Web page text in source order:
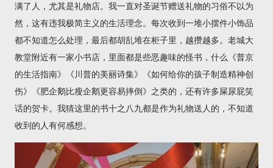
满了人，尤其是礼物店。我一直对圣诞节赠送礼物的习俗不以为
然，这有违我极简主义的生活理念。每次收到一堆小摆件小饰品
都不知道怎么处理，最后都胡乱堆在柜子里，越攒越多。老城大
教堂附近有一家小书店，里面都是些恶趣味的怪书，什么《普京
的生活指南》《川普的美丽诗集》《如何给你的孩子制造精神创
伤》《肥企鹅比瘦企鹅更容易摔倒》之类的，还有许多屎尿屁笑
话的贺卡。我猜这里的书十之八九都是作为礼物送人的，不知道
收到的人有何感想。